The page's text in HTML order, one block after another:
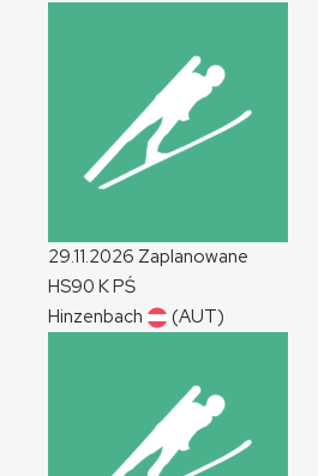
29.11.2026 Zaplanowane
HS90 KPŚ
Hinzenbach
(AUT)